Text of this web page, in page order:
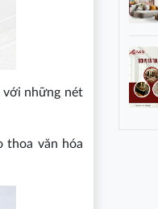
với những nét
thoa văn hóa